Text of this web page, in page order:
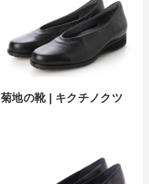
菊地の靴 | キクチノクツ